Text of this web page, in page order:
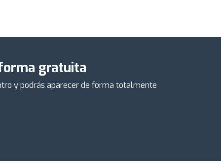
gratuita
y podrás aparecer de forma totalmente